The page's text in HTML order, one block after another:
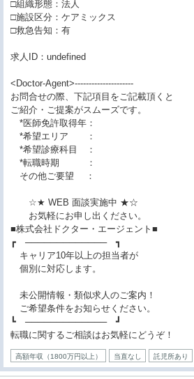
□組織形態：法人
□施設区分：ケアミックス
□救急告知：有
求人ID：undefined
<Doctor-Agent>---------------------
お問合せの際、下記項目をご記載頂くと
ご紹介・ご提案がスムーズです。
*医師免許取得年：
*希望エリア ：
*希望診療科目 ：
*転職時期 ：
その他ご要望 ：
☆★ WEB 面談実施中 ★☆
お気軽にお申し出ください。
■株式会社ドクター・エージェント■
┏ ───────────── ┓
キャリア10年以上の担当者が
個別に対応します。
未公開情報・類似求人のご案内！
ご希望条件をお知らせください。
┗ ───────────── ┛
転職に関するご相談はお気軽にどうぞ！
高額年収（1800万円以上） 当直なし 託児所あり